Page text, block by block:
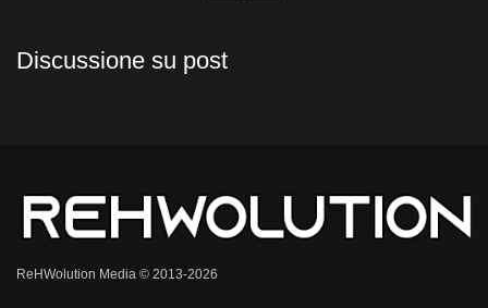
Discussione su post
ReHWolution Media © 2013-2026